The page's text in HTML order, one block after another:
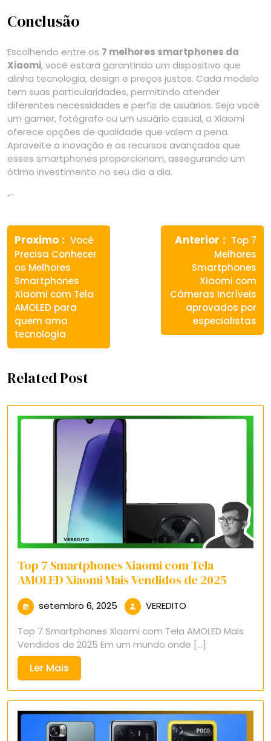
Conclusão
Escolhendo entre os 7 melhores smartphones da
Xiaomi, você estará garantindo um dispositivo que
alinha tecnologia, design e preços justos. Cada modelo
tem suas particularidades, permitindo atender
diferentes necessidades e perfis de usuários. Seja você
um gamer, fotógrafo ou um usuário casual, a Xiaomi
oferece opções de qualidade que valem a pena.
Aproveite a inovação e os recursos avançados que
esses smartphones proporcionam, assegurando um
ótimo investimento no seu dia a dia.
“`
Navegação
de
Post
Proximo
Previous
post:
Você
Precisa Conhecer
os Melhores
Smartphones
Xiaomi com Tela
AMOLED para
quem ama
tecnologia
Anterior
Next
post:
Top 7
Melhores
Smartphones
Xiaomi com
Câmeras Incríveis
aprovados por
especialistas
Related Post
Top 7 Smartphones Xiaomi com Tela
AMOLED Xiaomi Mais Vendidos de 2025
setembro 6, 2025 setembro
2025
VEREDITO
Top 7 Smartphones Xiaomi com Tela AMOLED Mais
Vendidos de 2025 Em um mundo onde [...]
Ler Mais
Mais